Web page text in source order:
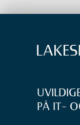
PÅ IT-